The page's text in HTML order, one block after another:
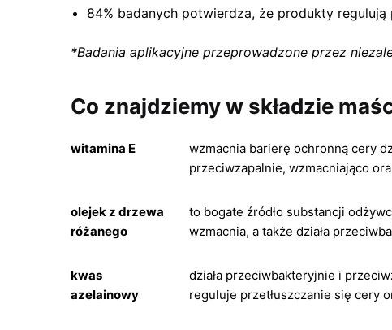
84% badanych potwierdza, że produkty regulują
*Badania aplikacyjne przeprowadzone przez
Co znajdziemy w składzie
witamina E
wzmacnia barierę ochronną cery
przeciwzapalnie, wzmacniająco
olejek z drzewa
różanego
to bogate źródło substancji
wzmacnia, a także działa
kwas
azelainowy
działa przeciwbakteryjnie i
reguluje przetłuszczanie się cery